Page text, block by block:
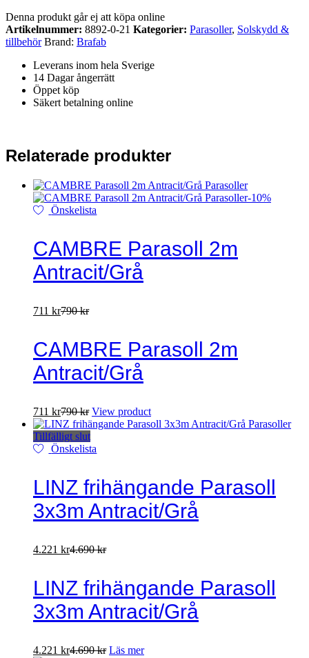
Denna produkt går ej att köpa online
Artikelnummer: 8892-0-21 Kategorier: Parasoller, Solskydd &
tillbehör Brand: Brafab
Leverans inom hela Sverige
14 Dagar ångerrätt
Öppet köp
Säkert betalning online
Relaterade produkter
-10%
Önskelista
CAMBRE Parasoll 2m
Antracit/Grå
711 kr790kr
CAMBRE Parasoll 2m
Antracit/Grå
711 kr790kr View product
Tillfälligt slut
Önskelista
LINZ frihängande Parasoll
3x3m Antracit/Grå
4.221 kr4.690kr
LINZ frihängande Parasoll
3x3m Antracit/Grå
4.221 kr4.690kr Läs mer